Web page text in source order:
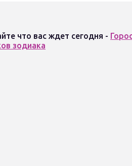
что вас ждет сегодня -
зодиака